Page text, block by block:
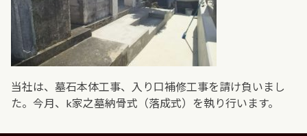
当社は、墓石本体工事、入り口補修工事を請け負いまし
た。今月、k家之墓納骨式（落成式）を執り行います。